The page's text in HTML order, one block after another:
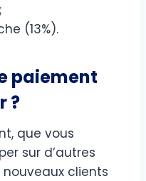
(13%).
paiement
?
que vous
sur d’autres
clients